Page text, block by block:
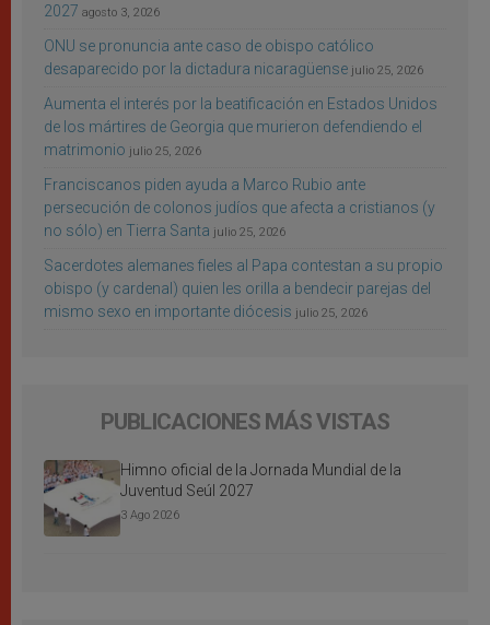
2027 agosto 3, 2026
ONU se pronuncia ante caso de obispo católico
desaparecido por la dictadura nicaragüense julio 25, 2026
Aumenta el interés por la beatificación en Estados Unidos
de los mártires de Georgia que murieron defendiendo el
matrimonio julio 25, 2026
Franciscanos piden ayuda a Marco Rubio ante
persecución de colonos judíos que afecta a cristianos (y
no sólo) en Tierra Santa julio 25, 2026
Sacerdotes alemanes fieles al Papa contestan a su propio
obispo (y cardenal) quien les orilla a bendecir parejas del
mismo sexo en importante diócesis julio 25, 2026
PUBLICACIONES MÁS VISTAS
Himno oficial de la Jornada Mundial de la
Juventud Seúl 2027
3 Ago 2026